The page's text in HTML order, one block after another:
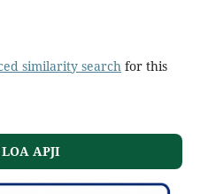
similarity searchfor this
APJI